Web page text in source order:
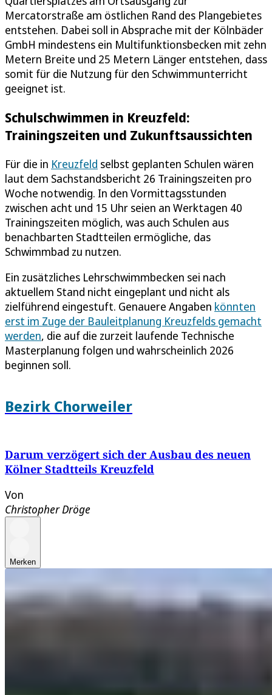
Mercatorstraße am östlichen Rand des Plangebietes
entstehen. Dabei soll in Absprache mit der Kölnbäder
GmbH mindestens ein Multifunktionsbecken mit zehn
Metern Breite und 25 Metern Länger entstehen, dass
somit für die Nutzung für den Schwimmunterricht
geeignet ist.
Schulschwimmen in Kreuzfeld:
Trainingszeiten und Zukunftsaussichten
Für die in Kreuzfeld selbst geplanten Schulen wären
laut dem Sachstandsbericht 26 Trainingszeiten pro
Woche notwendig. In den Vormittagsstunden
zwischen acht und 15 Uhr seien an Werktagen 40
Trainingszeiten möglich, was auch Schulen aus
benachbarten Stadtteilen ermögliche, das
Schwimmbad zu nutzen.
Ein zusätzliches Lehrschwimmbecken sei nach
aktuellem Stand nicht eingeplant und nicht als
zielführend eingestuft. Genauere Angaben könnten
erst im Zuge der Bauleitplanung Kreuzfelds gemacht
werden, die auf die zurzeit laufende Technische
Masterplanung folgen und wahrscheinlich 2026
beginnen soll.
Bezirk Chorweiler
Darum verzögert sich der Ausbau des neuen
Kölner Stadtteils Kreuzfeld
Von
Christopher Dröge
Merken